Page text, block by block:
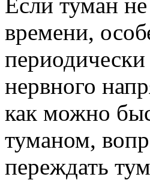
времени,
периодически
нервного
как можно
туманом,
переждать